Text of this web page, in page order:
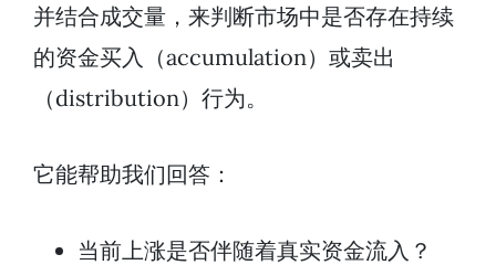
并结合成交量，来判断市场中是否存在持续
的资金买入（accumulation）或卖出
（distribution）行为。
它能帮助我们回答：
当前上涨是否伴随着真实资金流入？